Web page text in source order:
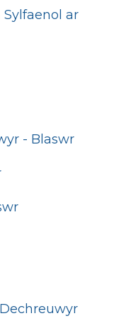
ar
- Blaswr